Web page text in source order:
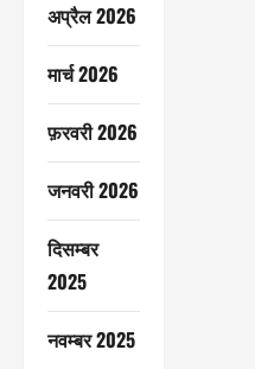
अप्रैल 2026
मार्च 2026
फ़रवरी 2026
जनवरी 2026
दिसम्बर
2025
नवम्बर 2025